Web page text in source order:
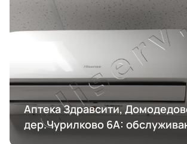
Аптека Здравсити,
дер.Чурилково 6А: